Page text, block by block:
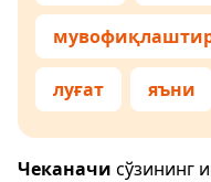
луғат яъни
Чеканачи сўзининг